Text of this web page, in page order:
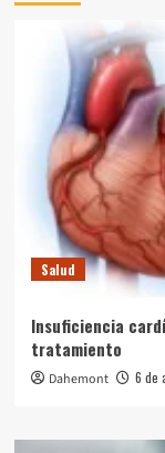
Salud
Insuficiencia
tratamiento
Dahemont 6 de